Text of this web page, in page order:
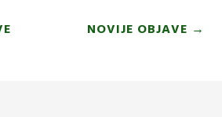
NOVIJE OBJAVE →